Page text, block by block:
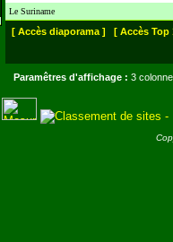
Le Suriname
[ Accès diaporama ] [ Accès Top
Paramêtres d'affichage : 3